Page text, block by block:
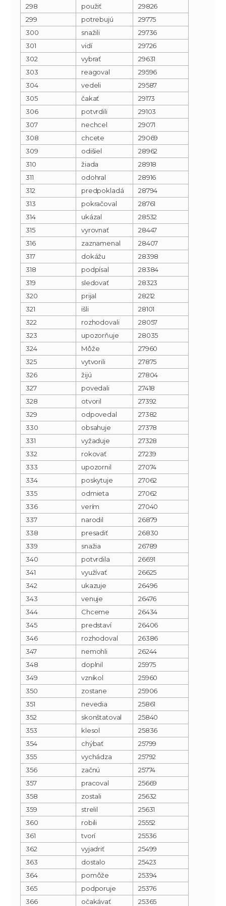
298 použiť
29826
299
potrebujú
29775
300
snažili
29736
301
vidí
29726
302
vybrať
29631
303
reagoval
29596
304
vedeli
29587
305
čakať
29173
306
potvrdili
29103
307
nechcel
29071
308
chcete
29069
309
odišiel
28962
310
žiada
28918
311
odohral
28916
312
predpokladá
28794
313
pokračoval
28761
314
ukázal
28532
315
vyrovnať
28447
316
zaznamenal
28407
317
dokážu
28398
318
podpísal
28384
319
sledovať
28323
320
prijal
28212
321
išli
28101
322
rozhodovali
28057
323
upozorňuje
28035
324
Môže
27960
325
vytvorili
27875
326
žijú
27804
327
povedali
27418
328
otvoril
27392
329
odpovedal
27382
330
obsahuje
27378
331
vyžaduje
27328
332
rokovať
27239
333
upozornil
27074
334
poskytuje
27062
335
odmieta
27062
336
verím
27040
337
narodil
26879
338
presadiť
26830
339
snažia
26789
340
potvrdila
26691
341
využívať
26625
342
ukazuje
26496
343
venuje
26476
344
Chceme
26434
345
predstaví
26406
346
rozhodoval
26386
347
nemohli
26244
348
doplnil
25975
349
vznikol
25960
350
zostane
25906
351
nevedia
25861
352
skonštatoval
25840
353
klesol
25836
354
chýbať
25799
355
vychádza
25792
356
začnú
25774
357
pracoval
25669
358
zostali
25632
359
strelil
25631
360
robili
25552
361
tvorí
25536
362
vyjadriť
25499
363
dostalo
25423
364
pomôže
25394
365
podporuje
25376
366
očakávať
25365